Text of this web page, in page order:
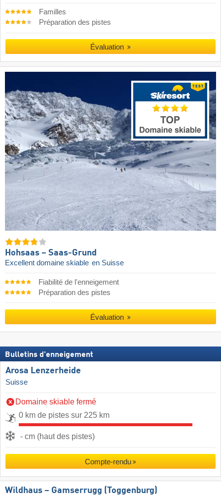
Familles
Préparation des pistes
Évaluation
Hohsaas – Saas-Grund
Excellent domaine skiable en Suisse
Fiabilité de l'enneigement
Préparation des pistes
Évaluation
Bulletins d'enneigement
Arosa Lenzerheide
Suisse
Domaine skiable fermé
0 km de pistes sur 225 km
- cm (haut des pistes)
Compte-rendu
Wildhaus – Gamserrugg (Toggenburg)